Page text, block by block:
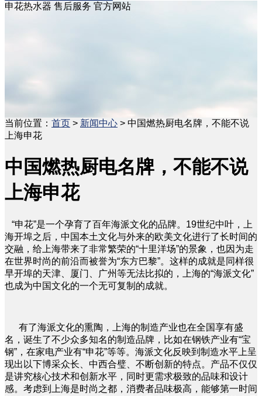
申花热水器 售后服务 官方网站
当前位置： 首页 > 新闻中心 > 中国燃热厨电名牌，不能不说
上海申花
中国燃热厨电名牌，不能不说
上海申花
“申花”是一个孕育了百年海派文化的品牌。19世纪中叶，上
海开埠之后，中国本土文化与外来的欧美文化进行了长时间的
交融，给上海带来了非常繁荣的“十里洋场”的景象，也因为走
在世界时尚的前沿而被誉为“东方巴黎”。这样的成就是同样很
早开埠的天津、厦门、广州等无法比拟的，上海的“海派文化”
也成为中国文化的一个无可复制的成就。
有了海派文化的熏陶，上海的制造产业也在全国享有盛
名，诞生了不少众多知名的制造品牌，比如在钢铁产业有“宝
钢”，在家电产业有“申花”等等。海派文化反映到制造水平上呈
现出以下博采众长、中西合璧、不断创新的特点。产品不仅仅
是讲究核心技术和创新水平，同时更需求极致的品味和设计
感。考虑到上海是时尚之都，消费者品味极高，能够第一时间